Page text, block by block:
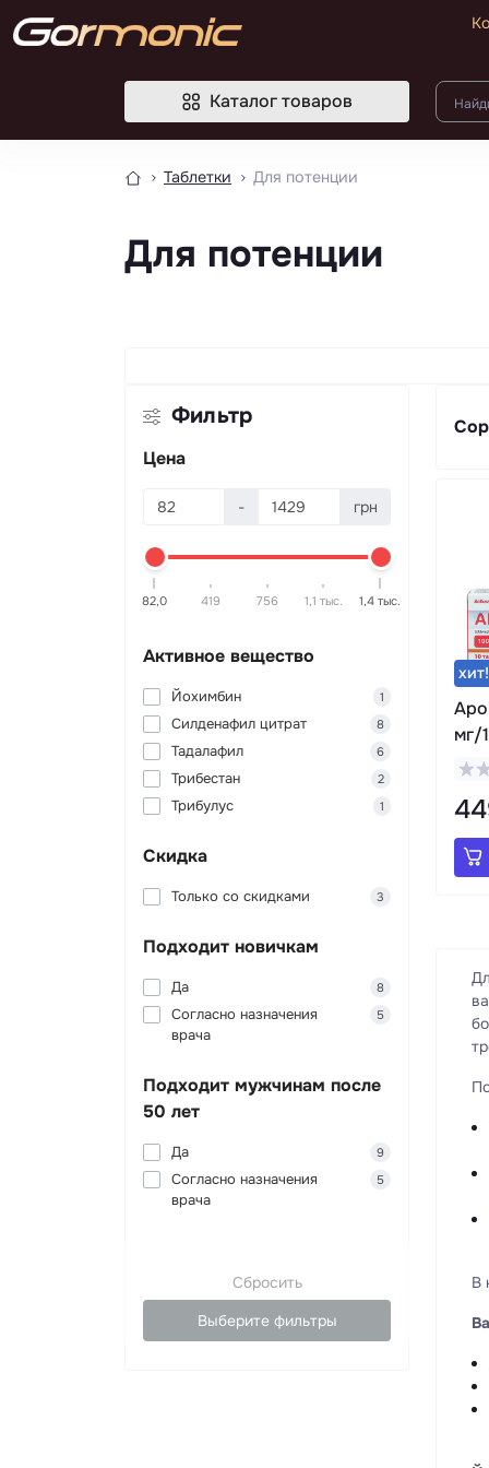
Каталог товаров
Таблетки Для потенции
Для потенции
Фильтр
Цена
- грн
82,0 419 756 1,1 тыс. 1,4 тыс.
Активное вещество
Йохимбин 1
Силденафил цитрат 8
Тадалафил 6
Трибестан 2
Трибулус 1
Скидка
Только со cкидками 3
Подходит новичкам
Да 8
Согласно назначения
врача
5
Подходит мужчинам после
50 лет
Да 9
Согласно назначения
врача
5
Сбросить
Выберите фильтры
хит!
мг/
В